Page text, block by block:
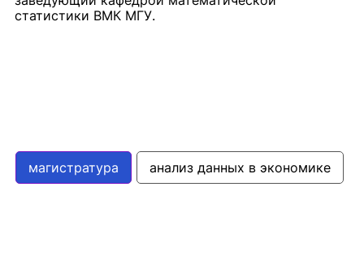
статистики ВМК МГУ.
магистратура анализ данных в экономике